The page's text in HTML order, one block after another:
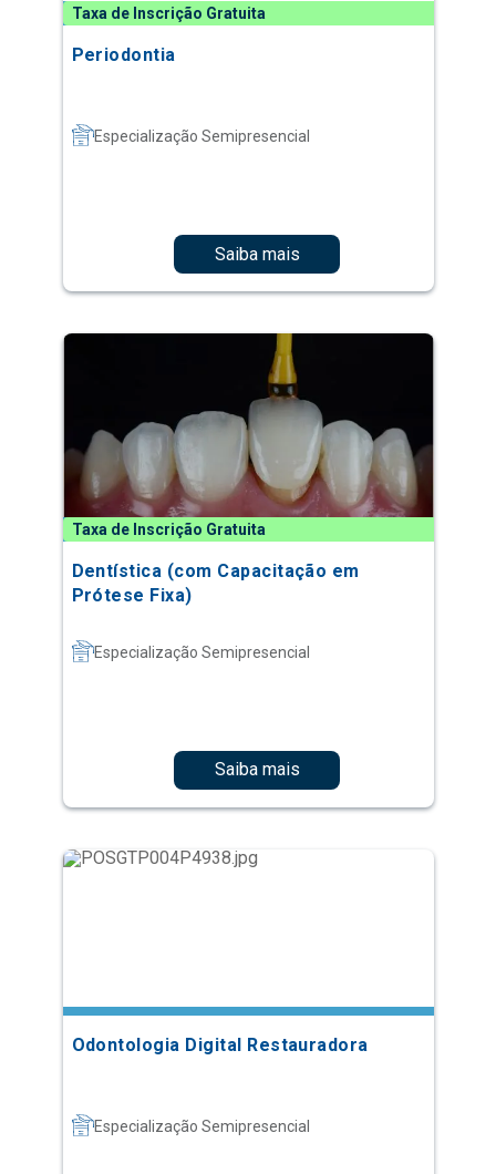
Taxa de Inscrição Gratuita
Periodontia
Especialização Semipresencial
Saiba mais
Taxa de Inscrição Gratuita
Dentística (com Capacitação em
Prótese Fixa)
Especialização Semipresencial
Saiba mais
Odontologia Digital Restauradora
Especialização Semipresencial